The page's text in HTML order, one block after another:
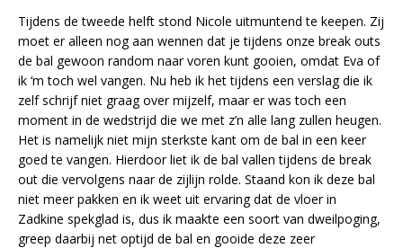
Tijdens de tweede helft stond Nicole uitmuntend te keepen. Zij
moet er alleen nog aan wennen dat je tijdens onze break outs
de bal gewoon random naar voren kunt gooien, omdat Eva of
ik ‘m toch wel vangen. Nu heb ik het tijdens een verslag die ik
zelf schrijf niet graag over mijzelf, maar er was toch een
moment in de wedstrijd die we met z’n alle lang zullen heugen.
Het is namelijk niet mijn sterkste kant om de bal in een keer
goed te vangen. Hierdoor liet ik de bal vallen tijdens de break
out die vervolgens naar de zijlijn rolde. Staand kon ik deze bal
niet meer pakken en ik weet uit ervaring dat de vloer in
Zadkine spekglad is, dus ik maakte een soort van dweilpoging,
greep daarbij net optijd de bal en gooide deze zeer